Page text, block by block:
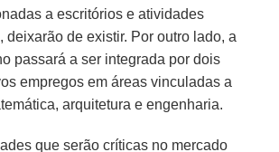
a escritórios e atividades
deixarão de existir. Por outro lado, a
passará a ser integrada por dois
empregos em áreas vinculadas a
arquitetura e engenharia.
que serão críticas no mercado